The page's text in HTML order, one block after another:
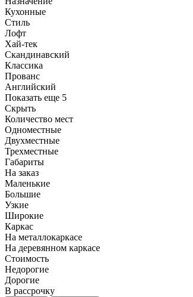
Кухонные
Стиль
Лофт
Хай-тек
Скандинавский
Классика
Прованс
Английский
Показать еще 5
Скрыть
Количество мест
Одноместные
Двухместные
Трехместные
Габариты
На заказ
Маленькие
Большие
Узкие
Широкие
Каркас
На металлокаркасе
На деревянном каркасе
Стоимость
Недорогие
Дорогие
В рассрочку